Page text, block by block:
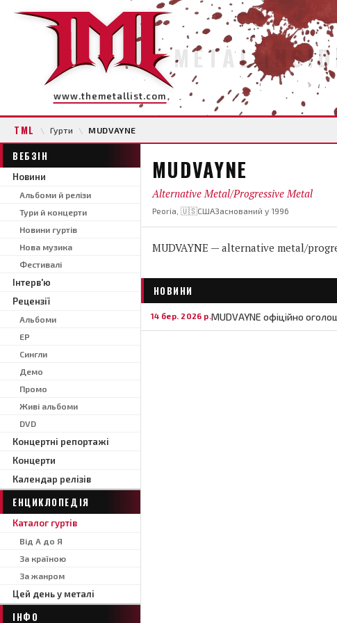
www.themetallist.com
METAL
TML \ Гурти \ MUDVAYNE
ВЕБЗІН
Новини
Альбоми й релізи
Тури й концерти
Новини гуртів
Нова музика
Фестивалі
Інтерв'ю
Рецензії
Альбоми
EP
Сингли
Демо
Промо
Живі альбоми
DVD
Концертні репортажі
Концерти
Календар релізів
ЕНЦИКЛОПЕДІЯ
Каталог гуртів
Від А до Я
За країною
За жанром
Цей день у металі
ІНФО
MUDVAYNE
Alternative Metal/Progressive Metal
Peoria, 🇺🇸СШАЗаснований у 1996
MUDVAYNE — alternative metal/
НОВИНИ
14 бер. 2026 р.MUDVAYNE офіційно